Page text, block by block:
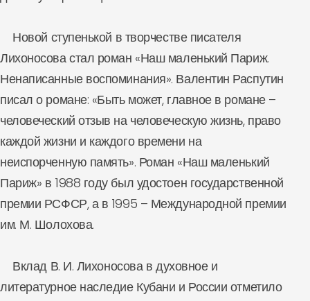
Новой ступенькой в творчестве писателя
Лихоносова стал роман «Наш маленький Париж.
Ненаписанные воспоминания». Валентин Распутин
писал о романе: «Быть может, главное в романе –
человеческий отзыв на человеческую жизнь, право
каждой жизни и каждого времени на
неиспорченную память». Роман «Наш маленький
Париж» в 1988 году был удостоен государственной
премии РСФСР, а в 1995 – Международной премии
им. М. Шолохова.
Вклад В. И. Лихоносова в духовное и
литературное наследие Кубани и России отметило